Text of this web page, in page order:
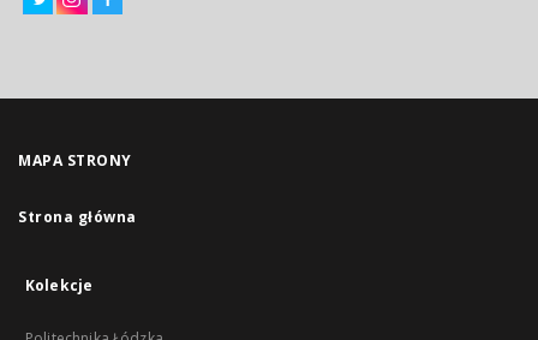
MAPA STRONY
Strona główna
Kolekcje